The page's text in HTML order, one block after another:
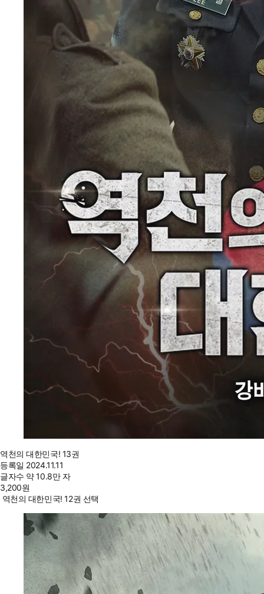
역천의 대한민국! 13권
등록일 2024.11.11
글자수 약 10.8만 자
3,200원
역천의 대한민국! 12권 선택